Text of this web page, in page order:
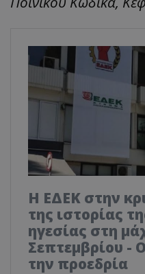
Η ΕΔΕΚ στην
της ιστορίας
ηγεσίας στη
Σεπτεμβρίου -
την προεδρία